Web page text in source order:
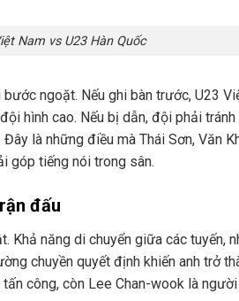
Nam vs U23 Hàn Quốc
ngoặt. Nếu ghi bàn trước, U23
hình cao. Nếu bị dẫn, đội phải
là những điều mà Thái Sơn, Văn
góp tiếng nói trong sân.
đấu
Khả năng di chuyển giữa các tuyến,
chuyền quyết định khiến anh trở
công, còn Lee Chan-wook là